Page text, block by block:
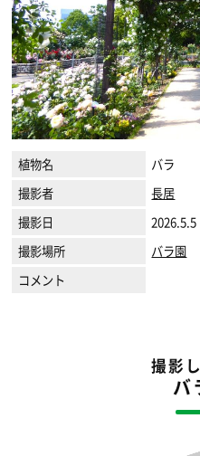
植物名
バラ
撮影者
長居
撮影日
2026.5.5
撮影場所
バラ園
コメント
撮影
バ